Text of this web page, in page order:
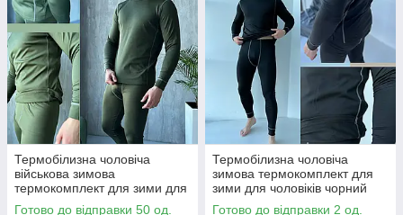
Термобілизна чоловіча
військова зимова
термокомплект для зими для
чоловіків Туреччина хакі
Готово до відправки 50 од.
Термобілизна чоловіча
зимова термокомплект для
зими для чоловіків чорний
Туреччина
Готово до відправки 2 од.